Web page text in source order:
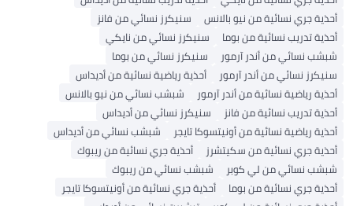
أحذية جري نسائية من نيو بالانس
سنيكرز نسائي من فانز
أحذية تدريب نسائية من بوما
سنيكرز نسائي من نايكي
شبشب نسائي من أندر آرمور
سنيكرز نسائي من بوما
سنيكرز نسائي من أندر آرمور
أحذية رياضية نسائية من أديداس
أحذية رياضية نسائية من أندر آرمور
شبشب نسائي من نيو بالانس
أحذية تدريب نسائية من فانز
سنيكرز نسائي من أديداس
أحذية رياضية نسائية من أونيتسوكا تايجر
شبشب نسائي من أديداس
أحذية جري نسائية من سكيتشرز
أحذية جري نسائية من ريبوك
شبشب نسائي من لي كوبر
شبشب نسائي من ريبوك
أحذية جري نسائية من بوما
أحذية جري نسائية من أونيتسوكا تايجر